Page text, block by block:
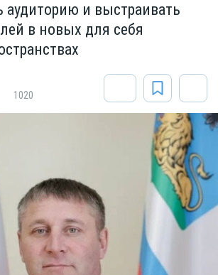
аудиторию и выстраивать
в новых для себя
1020